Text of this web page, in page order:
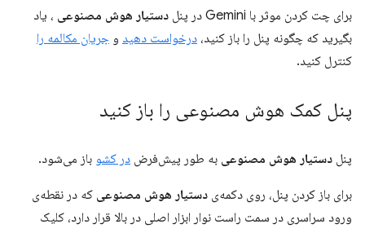
برای چت کردن موثر با Gemini در پنل دستیار هوش مصنوعی ، یاد
بگیرید که چگونه پنل را باز کنید، درخواست دهید و جریان مکالمه را
کنترل کنید.
پنل کمک هوش مصنوعی را باز کنید
پنل دستیار هوش مصنوعی به طور پیش‌فرض در کشو باز می‌شود.
برای باز کردن پنل، روی دکمه‌ی دستیار هوش مصنوعی که در نقطه‌ی
ورود سراسری در سمت راست نوار ابزار اصلی در بالا قرار دارد، کلیک